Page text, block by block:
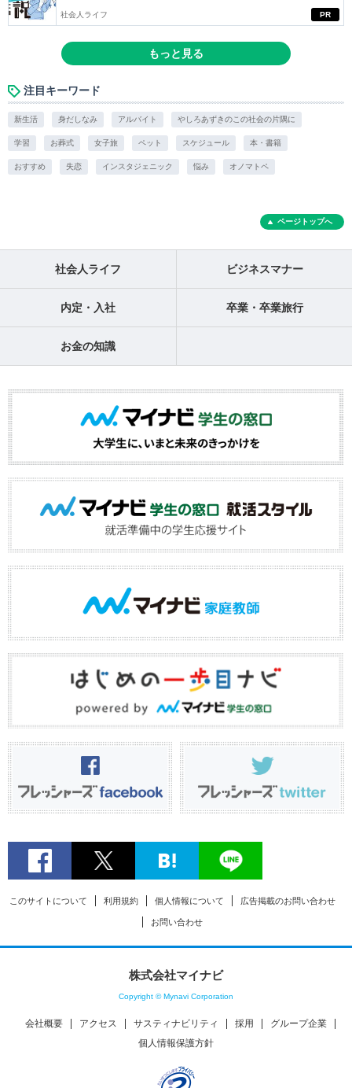
PR
社会人ライフ
もっと見る
注目キーワード
新生活 身だしなみ アルバイト やしろあずきのこの社会の片隅に
学習 お葬式 女子旅 ペット スケジュール 本・書籍
おすすめ 失恋 インスタジェニック 悩み オノマトペ
ページトップへ
社会人ライフ ビジネスマナー
内定・入社 卒業・卒業旅行
お金の知識
このサイトについて 利用規約 個人情報について 広告掲載のお問い合わせ
お問い合わせ
株式会社マイナビ
Copyright © Mynavi Corporation
会社概要 アクセス サスティナビリティ 採用
グループ企業
個人情報保護方針